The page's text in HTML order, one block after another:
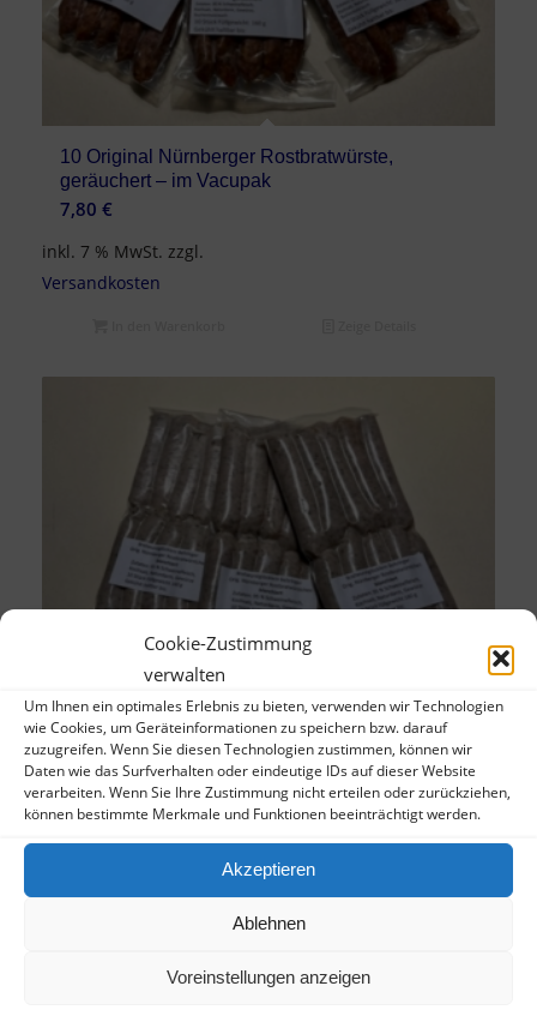
Cookie-Zustimmung
verwalten
Um Ihnen ein optimales Erlebnis zu bieten, verwenden wir Technologien
wie Cookies, um Geräteinformationen zu speichern bzw. darauf
zuzugreifen. Wenn Sie diesen Technologien zustimmen, können wir
Daten wie das Surfverhalten oder eindeutige IDs auf dieser Website
verarbeiten. Wenn Sie Ihre Zustimmung nicht erteilen oder zurückziehen,
können bestimmte Merkmale und Funktionen beeinträchtigt werden.
Akzeptieren
Ablehnen
Voreinstellungen anzeigen
10 Original Nürnberger Rostbratwürste,
geräuchert – im Vacupak
7,80 €
inkl. 7 % MwSt. zzgl.
Versandkosten
10 Original Nürnberger Rostbratwürste –
gebrüht, ungebraten, im Vacupak
7,80€
inkl. 7 % MwSt. zzgl.